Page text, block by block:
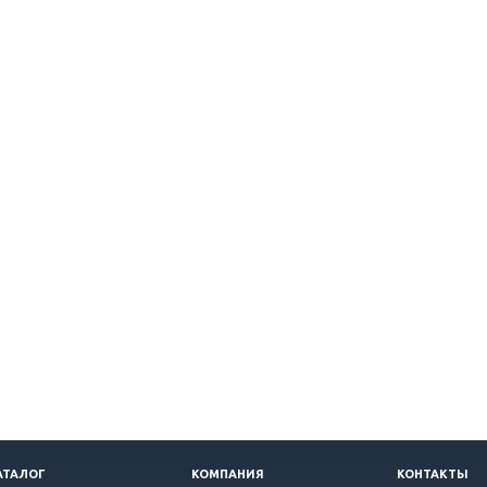
КОМПАНИЯ КОНТАКТЫ